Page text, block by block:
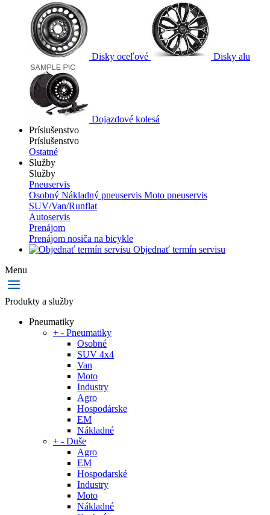
Disky oceľové Disky alu
Dojazdové kolesá
Príslušenstvo
Príslušenstvo
Ostatné
Služby
Služby
Pneuservis
Osobný Nákladný pneuservis Moto pneuservis
SUV/Van/Runflat
Autoservis
Prenájom
Prenájom nosiča na bicykle
Objednať termín servisu
Menu
Produkty a služby
Pneumatiky
+ - Pneumatiky
Osobné
SUV 4x4
Van
Moto
Industry
Agro
Hospodárske
EM
Nákladné
+ - Duše
Agro
EM
Hospodarské
Industry
Moto
Nákladné